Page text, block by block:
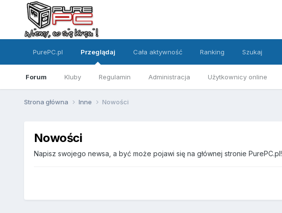
PurePC.pl Przeglądaj
Forum Kluby Regulamin Administracja Użytkownicy online
Cała aktywność Ranking Szukaj
Strona główna Inne Nowości
Nowości
Napisz swojego newsa, a być może pojawi się na głównej stronie PurePC.pl!